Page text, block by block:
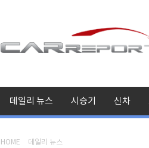
데일리 뉴스 시승기 신차
HOME 데일리 뉴스